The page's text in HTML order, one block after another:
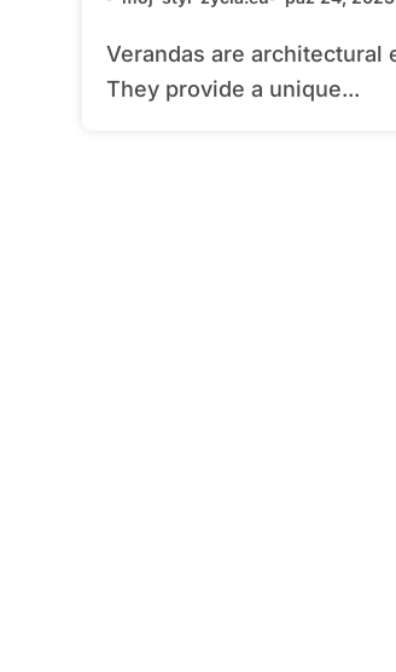
Verandas are architectural elements that have been adorning homes for centuries.
They provide a unique...